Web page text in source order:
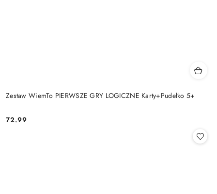
Zestaw WiemTo PIERWSZE GRY LOGICZNE Karty+Pudełko 5+
Cena:
72.99